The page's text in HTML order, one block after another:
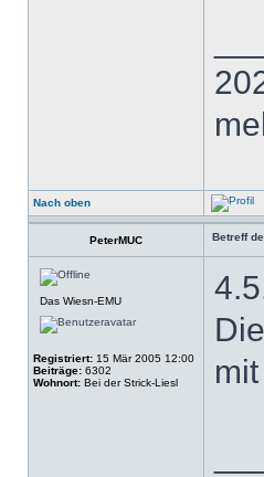
Nach oben
PeterMUC Betreff
Das Wiesn-EMU
Registriert: 15 Mär 2005 12:00
Beiträge: 6302
Wohnort: Bei der Strick-Liesl